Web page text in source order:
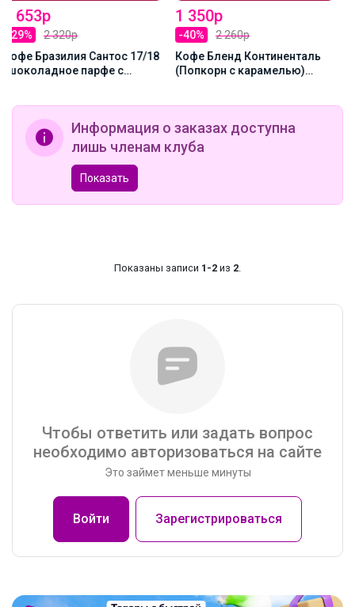
1 350р
-40%
2 260р
Кофе Бленд Континенталь
(Попкорн с карамелью)
Информация о заказах доступна
лишь членам клуба
Показать
Показаны записи 1-2 из 2
Чтобы ответить или задать вопрос
необходимо авторизоваться на сайте
Это займет меньше минуты
Войти Зарегистрироваться